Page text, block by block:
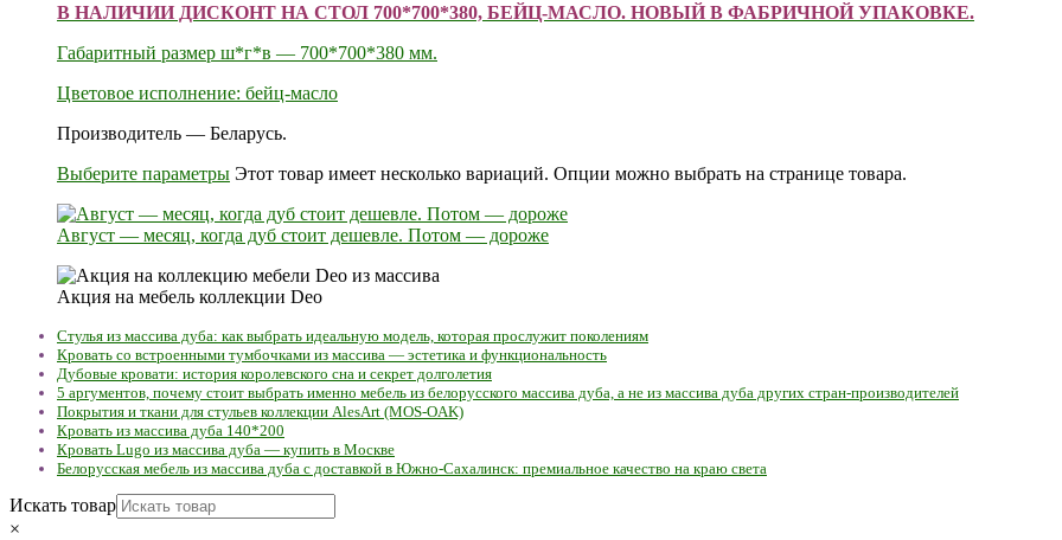
В НАЛИЧИИ ДИСКОНТ НА СТОЛ 700*700*380, БЕЙЦ-МАСЛО. НОВЫЙ В ФАБРИЧНОЙ УПАКОВКЕ.
Габаритный размер ш*г*в — 700*700*380 мм.
Цветовое исполнение: бейц-масло
Производитель — Беларусь.
Выберите параметры Этот товар имеет несколько вариаций. Опции можно выбрать на странице товара.
Август — месяц, когда дуб стоит дешевле. Потом — дороже
Акция на мебель коллекции Deo
Стулья из массива дуба: как выбрать идеальную модель, которая прослужит поколениям
Кровать со встроенными тумбочками из массива — эстетика и функциональность
Дубовые кровати: история королевского сна и секрет долголетия
5 аргументов, почему стоит выбрать именно мебель из белорусского массива дуба, а не из массива дуба других стран-производителей
Покрытия и ткани для стульев коллекции AlesArt (MOS-OAK)
Кровать из массива дуба 140*200
Кровать Lugo из массива дуба — купить в Москве
Белорусская мебель из массива дуба с доставкой в Южно-Сахалинск: премиальное качество на краю света
Искать товар
×